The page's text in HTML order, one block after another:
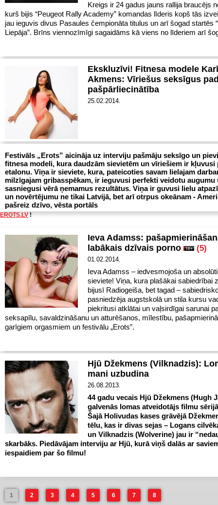
Kreigs ir 24 gadus jauns rallija braucējs
kurš bijis “Peugeot Rally Academy” komandas līderis kopš tās
jau ieguvis divus Pasaules čempionāta titulus un arī šogad startēs
Liepāja”. Brīns viennozīmīgi sagaidāms kā viens no līderiem arī
Ekskluzīvi! Fitnesa modele
Akmens: Vīriešus seksīgus
pašpārliecinātība
25.02.2014.
Festivāls „Erots” aicināja uz interviju pašmāju seksīgo un
fitnesa modeli, kura daudzām sievietēm un vīriešiem ir kļuvusi
etalonu. Viņa ir sieviete, kura, pateicoties savam lielajam
milzīgajam gribasspēkam, ir ieguvusi perfekti veidotu augumu
sasniegusi vērā ņemamus rezultātus. Viņa ir guvusi lielu
un novērtējumu ne tikai Latvijā, bet arī otrpus okeānam -
pašreiz dzīvo, vēsta portāls
EROTS.LV!
Ieva Adamss:
labākais dzīvais porno
(5)
01.02.2014.
Ieva Adamss – iedvesmojoša un
sieviete! Viņa, kura plašākai sabiedrībai
bijusī Radiogeiša, bet tagad –
pasniedzēja augstskolā un stila kursu
piekritusi atklātai un vaļsirdīgai sarunai
seksapīlu, savaldzināšanu un atturēšanos, mīlestību,
garīgiem orgasmiem un festivālu „Erots”.
Hjū Džekmens (Vilknadzis):
mani uzbudina
26.08.2013.
44 gadu vecais Hjū Džekmens (Hugh
galvenās lomas atveidotājs filmu
Šajā Holivudas kases grāvējā
tēlu, kas ir divas sejas – Logans
un Vilknadzis (Wolverine) jau ir
skarbāks. Piedāvājam interviju ar Hjū, kurā viņš dalās ar
iespaidiem par šo filmu!
1 2 3 4 5 6 7 8